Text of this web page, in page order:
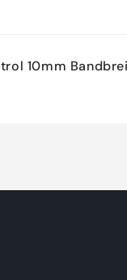
10mm